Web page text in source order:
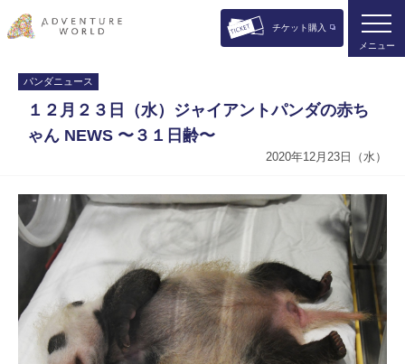
チケット購入
メニュー
パンダニュース
１２月２３日（水）ジャイアントパンダの赤ち
ゃん NEWS 〜３１日齢〜
2020年12月23日（水）